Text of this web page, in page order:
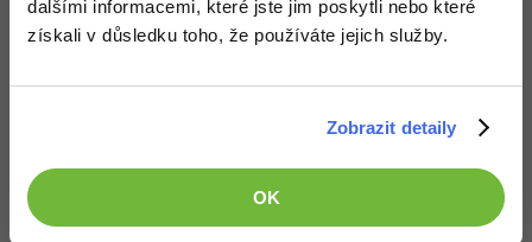
dalšími informacemi, které jste jim poskytli nebo které
získali v důsledku toho, že používáte jejich služby.
Zobrazit detaily
OK
schopný samostatně programovat
Lze studovat v rámci
akreditovaného kurzu MŠMT